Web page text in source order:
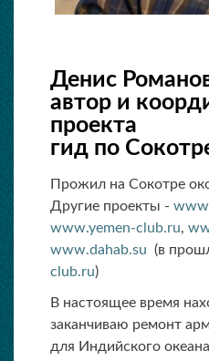
Денис
автор и
проекта
гид по
Прожил на Сокотре
Другие проекты -
www.yemen-club.ru,
www.dahab.su (в
club.ru)
В настоящее время
заканчиваю ремонт
для Индийского